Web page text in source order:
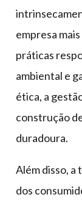
empresa
práticas
ambiental e
ética, a
construção
duradoura.
Além disso,
dos